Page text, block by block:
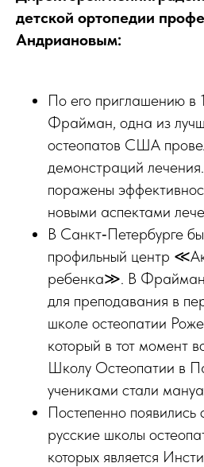
детской ортопедии
Андриановым:
По его приглашению в
Фрайман, одна из
остеопатов США
демонстраций
поражены
новыми аспектами
В Санкт‑Петербурге
профильный центр
ребенка≫. В Фрайман
для преподавания в
школе остеопатии
который в тот момент
Школу Остеопатии в
учениками стали
Постепенно появились
русские школы
которых является